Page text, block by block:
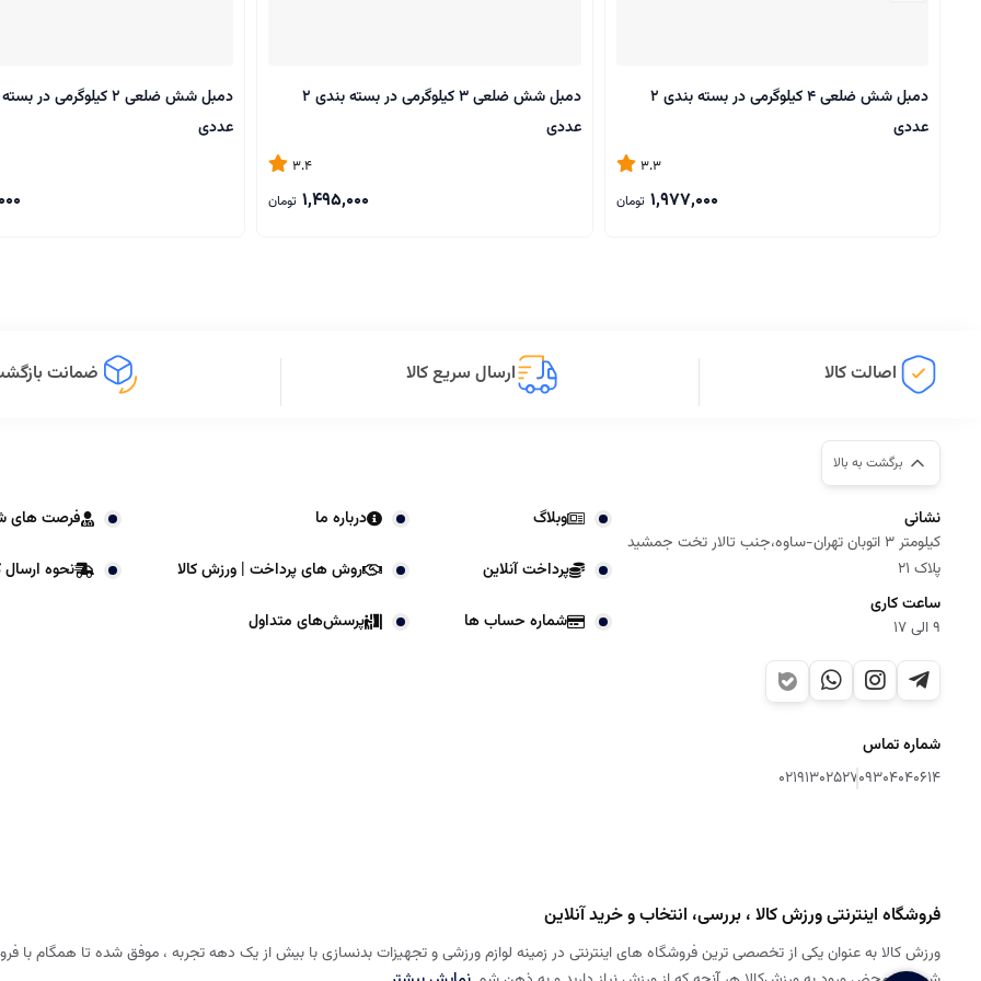
دمبل شش ضلعی 4 کیلوگرمی در بسته بندی 2
عددی
3.3
1,977,000 تومان
دمبل شش ضلعی 3 کیلوگرمی در بسته بندی 2
عددی
3.4
1,495,000 تومان
عددی
اصالت کالا ارسال سریع کالا ضمانت
برگشت به بالا
نشانی
کیلومتر 3 اتوبان تهران-ساوه،جنب تالار تخت جمشید
پلاک 21
ساعت کاری
9 الی 17
شماره تماس
09304040614
02191302527
وبلاگ درباره ما فرصت های
پرداخت آنلاین روش های پرداخت | ورزش کالا نحوه ارسال
شماره حساب ها پرسش‌های متداول
فروشگاه اینترنتی ورزش کالا ، بررسی، انتخاب و خرید آنلاین
ورزش کالا به عنوان یکی از تخصصی ترین فروشگاه های اینترنتی در زمینه لوازم ورزشی و تجهیزات بدنسازی با بیش از یک دهه تجربه ، موفق شده تا همگام با